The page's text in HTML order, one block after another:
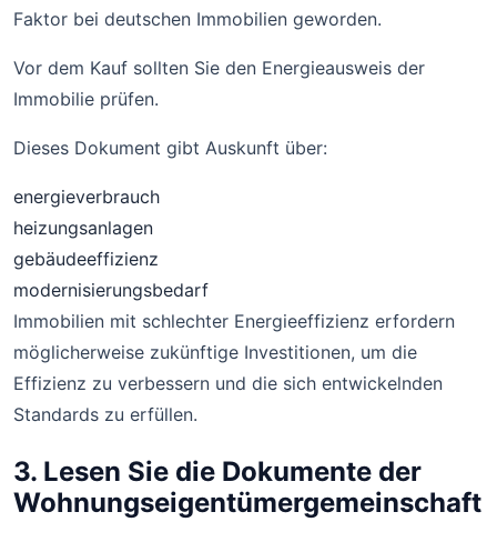
Faktor bei deutschen Immobilien geworden.
Vor dem Kauf sollten Sie den Energieausweis der
Immobilie prüfen.
Dieses Dokument gibt Auskunft über:
energieverbrauch
heizungsanlagen
gebäudeeffizienz
modernisierungsbedarf
Immobilien mit schlechter Energieeffizienz erfordern
möglicherweise zukünftige Investitionen, um die
Effizienz zu verbessern und die sich entwickelnden
Standards zu erfüllen.
3. Lesen Sie die Dokumente der
Wohnungseigentümergemeinschaft